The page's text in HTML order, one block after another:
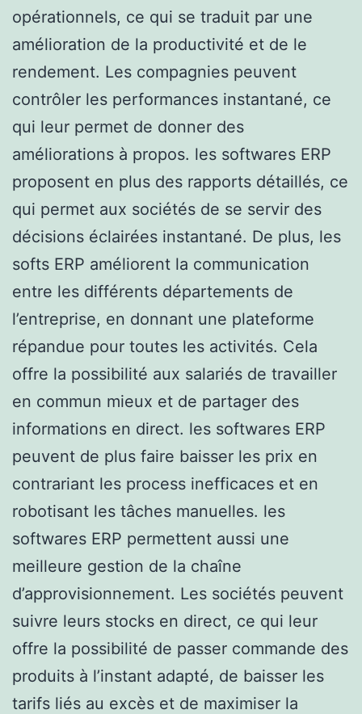
opérationnels, ce qui se traduit par une
amélioration de la productivité et de le
rendement. Les compagnies peuvent
contrôler les performances instantané, ce
qui leur permet de donner des
améliorations à propos. les softwares ERP
proposent en plus des rapports détaillés, ce
qui permet aux sociétés de se servir des
décisions éclairées instantané. De plus, les
softs ERP améliorent la communication
entre les différents départements de
l’entreprise, en donnant une plateforme
répandue pour toutes les activités. Cela
offre la possibilité aux salariés de travailler
en commun mieux et de partager des
informations en direct. les softwares ERP
peuvent de plus faire baisser les prix en
contrariant les process inefficaces et en
robotisant les tâches manuelles. les
softwares ERP permettent aussi une
meilleure gestion de la chaîne
d’approvisionnement. Les sociétés peuvent
suivre leurs stocks en direct, ce qui leur
offre la possibilité de passer commande des
produits à l’instant adapté, de baisser les
tarifs liés au excès et de maximiser la